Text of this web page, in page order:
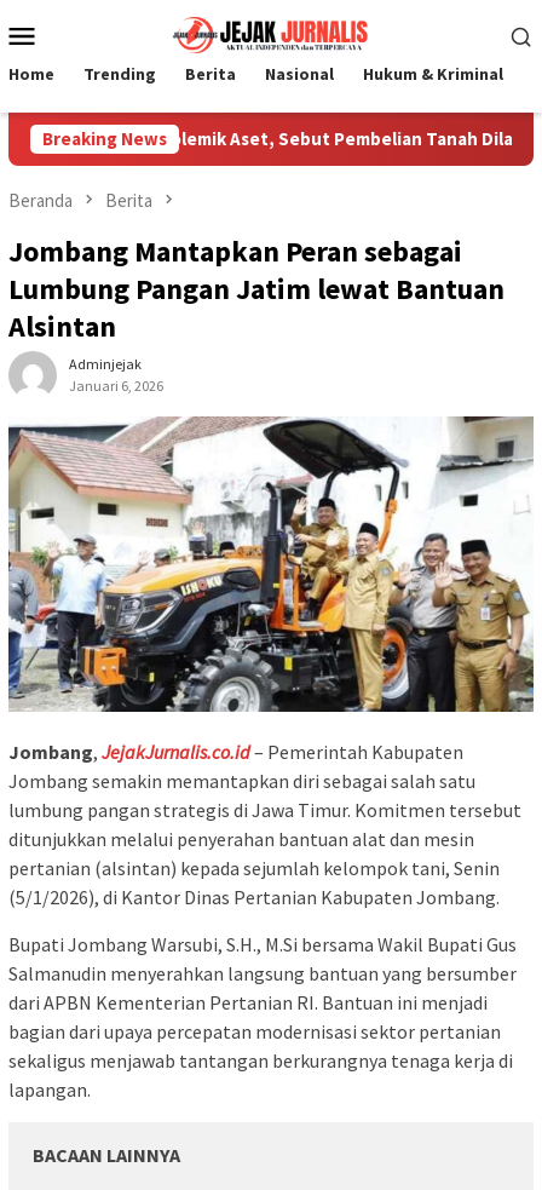
ke
Mobile
Home Trending Berita Nasional Hukum & Kriminal
Breaking News
Polemik Aset, Sebut Pembelian Tanah Dilakukan
Beranda Berita
Jombang Mantapkan Peran sebagai
Lumbung Pangan Jatim lewat Bantuan
Alsintan
Adminjejak
Januari 6, 2026
Jombang, JejakJurnalis.co.id– Pemerintah Kabupaten
Jombang semakin memantapkan diri sebagai salah satu
lumbung pangan strategis di Jawa Timur. Komitmen tersebut
ditunjukkan melalui penyerahan bantuan alat dan mesin
pertanian (alsintan) kepada sejumlah kelompok tani, Senin
(5/1/2026), di Kantor Dinas Pertanian Kabupaten Jombang.
Bupati Jombang Warsubi, S.H., M.Si bersama Wakil Bupati Gus
Salmanudin menyerahkan langsung bantuan yang bersumber
dari APBN Kementerian Pertanian RI. Bantuan ini menjadi
bagian dari upaya percepatan modernisasi sektor pertanian
sekaligus menjawab tantangan berkurangnya tenaga kerja di
lapangan.
BACAAN LAINNYA